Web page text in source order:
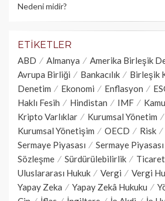
Nedeni midir?
ETIKETLER
ABD Almanya Amerika Birleşik
Avrupa Birliği
Bankacılık Birleşik
Denetim
Ekonomi Enflasyon
Haklı Fesih
Hindistan IMF
Kripto Varlıklar
Kurumsal Yönetim
Kurumsal Yönetişim
OECD Risk
Sermaye Piyasası
Sermaye
Sözleşme
Sürdürülebilirlik
Uluslararası Hukuk
Vergi
Vergi
Yapay Zeka
Yapay Zekâ Hukuku